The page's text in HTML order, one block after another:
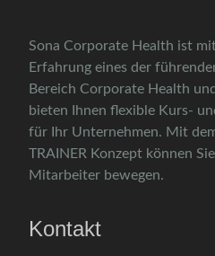
Sona Corporate Health ist
Erfahrung eines der
Bereich Corporate Health
bieten Ihnen flexible Kurs-
für Ihr Unternehmen. Mit
TRAINER Konzept können
Mitarbeiter bewegen.
Kontakt